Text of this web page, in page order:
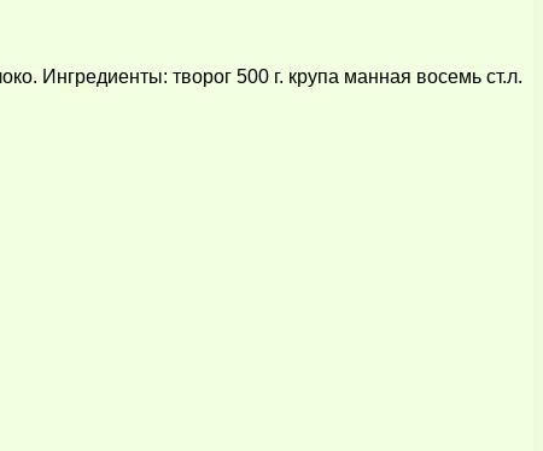
Ингредиенты: творог 500 г. крупа манная восемь ст.л.